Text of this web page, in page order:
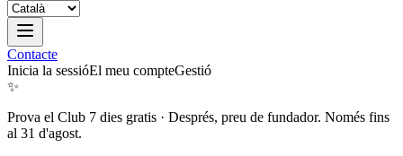
Contacte
Inicia la sessióEl meu compteGestió
✨
Prova el Club 7 dies gratis · Després, preu de fundador. Només fins
al 31 d'agost.